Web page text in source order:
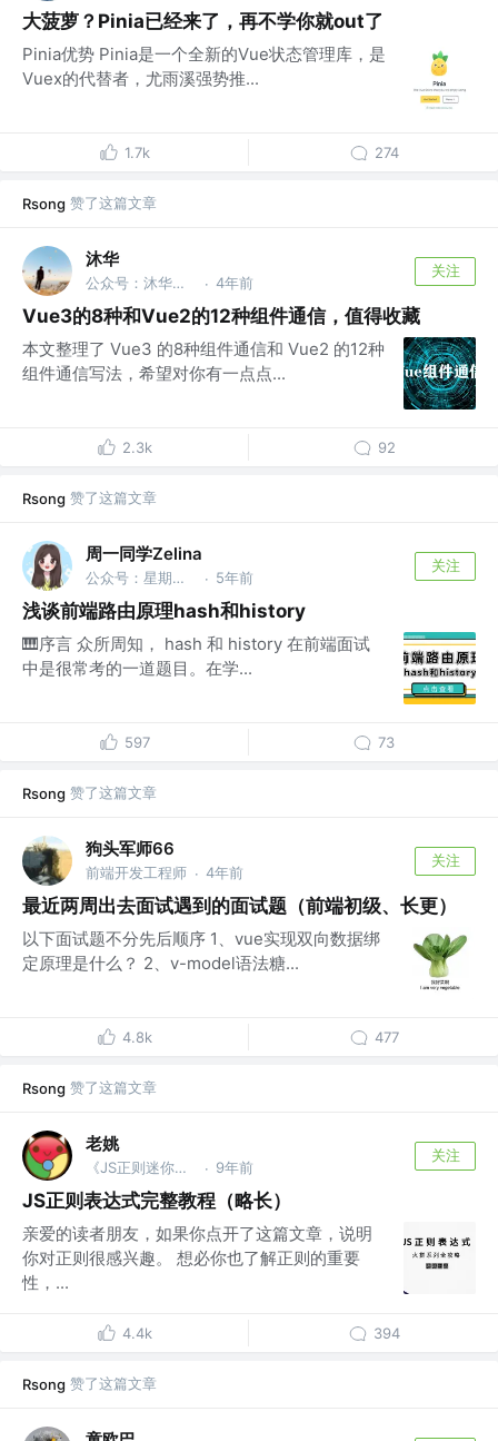
大菠萝？Pinia已经来了，再不学你就out了
Pinia优势 Pinia是一个全新的Vue状态管理库，是
Vuex的代替者，尤雨溪强势推...
1.7k 274
Rsong 赞了这篇文章
沐华
公众号：沐华说技术 @全干工程师 · 4年前
关注
Vue3的8种和Vue2的12种组件通信，值得收藏
本文整理了 Vue3 的8种组件通信和 Vue2 的12种
组件通信写法，希望对你有一点点...
2.3k 92
Rsong 赞了这篇文章
周一同学Zelina
公众号：星期一研究室 · 5年前
关注
浅谈前端路由原理hash和history
🎹序言 众所周知， hash 和 history 在前端面试
中是很常考的一道题目。在学...
597 73
Rsong 赞了这篇文章
狗头军师66
前端开发工程师 · 4年前
关注
最近两周出去面试遇到的面试题（前端初级、长更）
以下面试题不分先后顺序 1、vue实现双向数据绑
定原理是什么？ 2、v-model语法糖...
4.8k 477
Rsong 赞了这篇文章
老姚
《JS正则迷你书》作者 · 9年前
关注
JS正则表达式完整教程（略长）
亲爱的读者朋友，如果你点开了这篇文章，说明
你对正则很感兴趣。 想必你也了解正则的重要
性，...
4.4k 394
Rsong 赞了这篇文章